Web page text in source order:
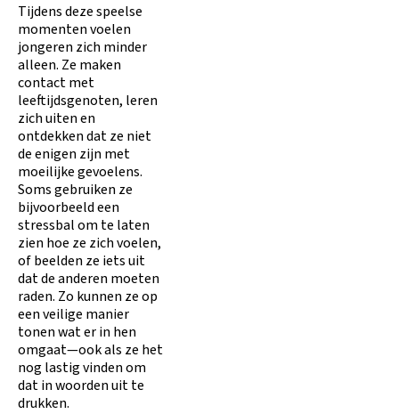
Tijdens deze speelse
momenten voelen
jongeren zich minder
alleen. Ze maken
contact met
leeftijdsgenoten, leren
zich uiten en
ontdekken dat ze niet
de enigen zijn met
moeilijke gevoelens.
Soms gebruiken ze
bijvoorbeeld een
stressbal om te laten
zien hoe ze zich voelen,
of beelden ze iets uit
dat de anderen moeten
raden. Zo kunnen ze op
een veilige manier
tonen wat er in hen
omgaat—ook als ze het
nog lastig vinden om
dat in woorden uit te
drukken.